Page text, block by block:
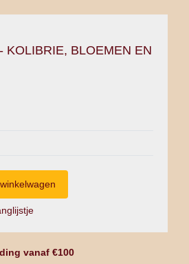
KOLIBRIE, BLOEMEN EN
vanaf €100